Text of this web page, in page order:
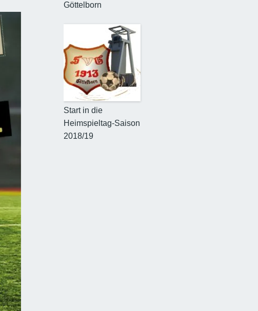
Göttelborn
Start in die
Heimspieltag-Saison
2018/19